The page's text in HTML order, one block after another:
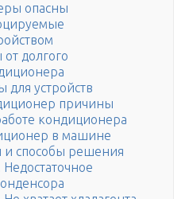
опасны
долгого
устройств
причины
кондиционера
в машине
способы решения